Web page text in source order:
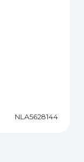
NLA5628144